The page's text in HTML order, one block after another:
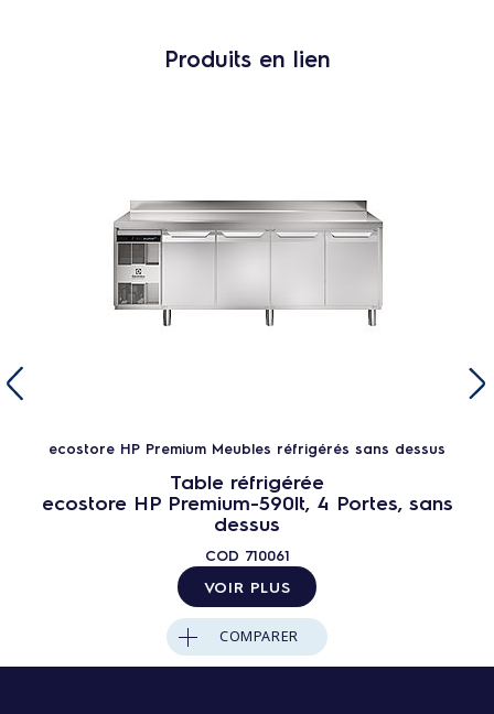
Produits en lien
ecostore HP Premium Meubles réfrigérés sans dessus
Table réfrigérée
ecostore HP Premium-590lt, 4 Portes, sans
dessus
COD 710061
VOIR PLUS
COMPARER